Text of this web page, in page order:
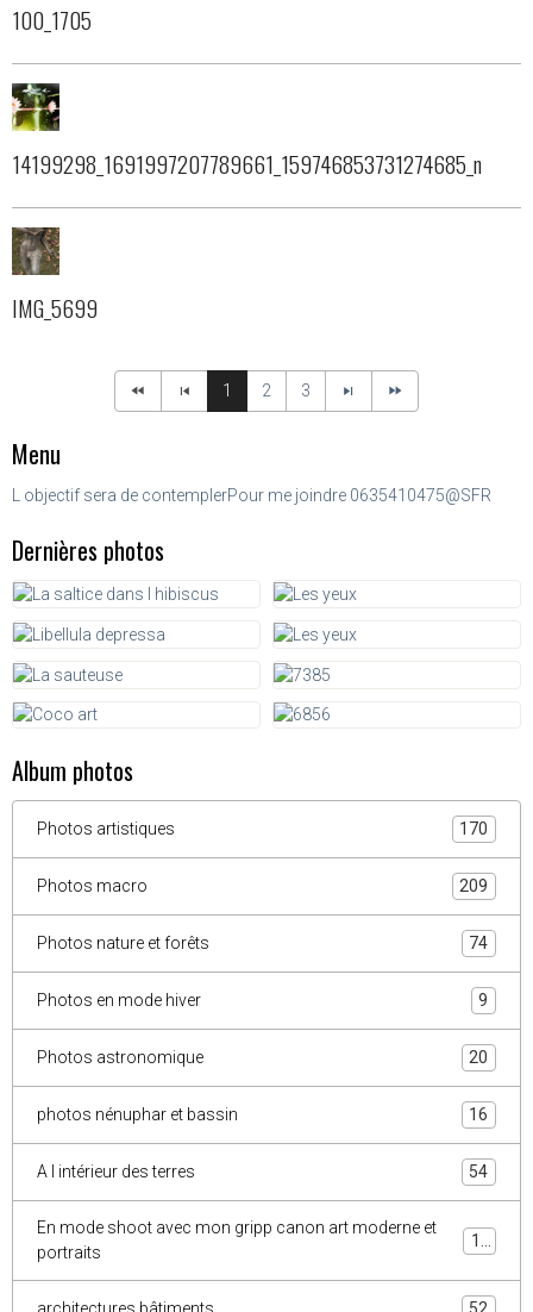
100_1705
14199298_1691997207789661_159746853731274685_n
IMG_5699
1 2 3
Menu
L objectif sera de contemplerPour me joindre 0635410475@SFR
Dernières photos
Album photos
Photos artistiques 170
Photos macro 209
Photos nature et forêts 74
Photos en mode hiver 9
Photos astronomique 20
photos nénuphar et bassin 16
A l intérieur des terres 54
En mode shoot avec mon gripp canon art moderne et
portraits
10